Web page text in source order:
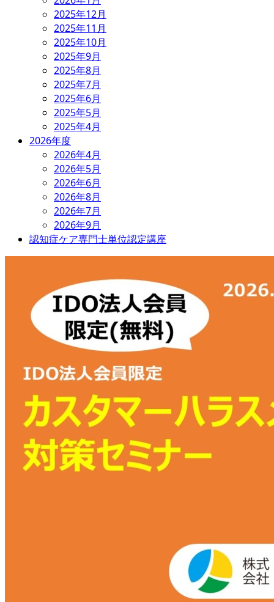
2025年12月
2025年11月
2025年10月
2025年9月
2025年8月
2025年7月
2025年6月
2025年5月
2025年4月
2026年度
2026年4月
2026年5月
2026年6月
2026年8月
2026年7月
2026年9月
認知症ケア専門士単位認定講座